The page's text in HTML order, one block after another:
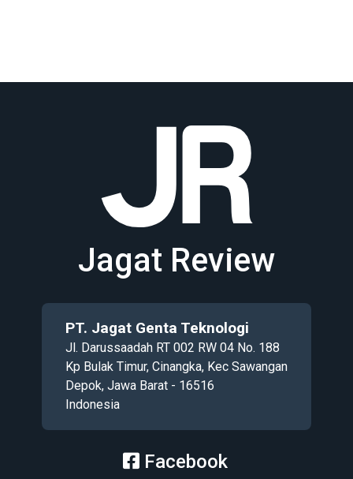
Jagat Review
PT. Jagat Genta Teknologi
Jl. Darussaadah RT 002 RW 04 No. 188
Kp Bulak Timur, Cinangka, Kec Sawangan
Depok, Jawa Barat - 16516
Indonesia
Facebook